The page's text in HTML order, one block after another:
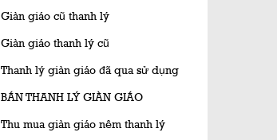
Giàn giáo cũ thanh lý
Giàn giáo thanh lý cũ
Thanh lý giàn giáo đã qua sử dụng
BÁN THANH LÝ GIÀN GIÁO
Thu mua giàn giáo nêm thanh lý